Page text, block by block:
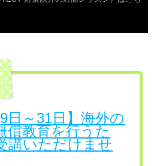
日～31日】海外の
償教育を行うた
講いただけませ